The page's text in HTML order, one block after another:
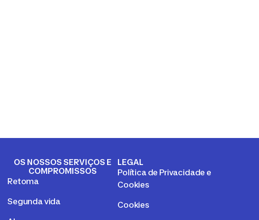
OS NOSSOS SERVIÇOS E
COMPROMISSOS
Retoma
Segunda vida
LEGAL
Política de Privacidade e
Cookies
Cookies